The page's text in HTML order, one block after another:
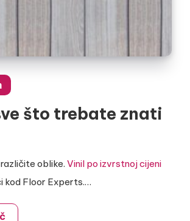
što trebate znati
oblike. Vinil po izvrstnoj cijeni
kod Floor Experts.…